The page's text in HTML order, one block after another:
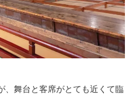
、舞台と客席がとても近くて臨